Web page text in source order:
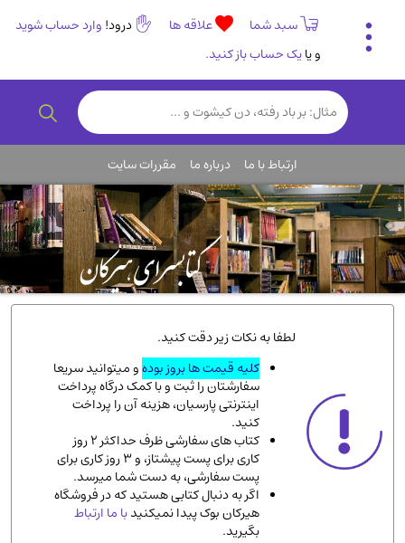
سبد شما علاقه ها درود! وارد حساب شوید
و یایک حساب باز کنید.
تاریخی و فرهنگی
(838)
رمان و داستان ایرانی(307)
روانشناسی(357)
انگلیسی و زبان خارجی(14)
کودکان و نوجوانان(76)
کتب نادر و کمیاب(19)
روانشناسی(112)
طب گیاهی و سنتی(45)
فلسفه و جامعه شناسی(151)
ادبیات و شعر
ادیان و مذاهب
دانشگاهی و آموزشی
اقتصادی، بازاریابی و مالی(56)
ارتباط با ما درباره ما مقررات سایت
لطفا به نکات زیر دقت کنید.
کلیه قیمت ها بروز بودهو میتوانید سریعا
سفارشتان را ثبت و با کمک درگاه پرداخت
اینترنتی پارسیان، هزینه آن را پرداخت
کنید.
کتاب های سفارشی ظرف حداکثر 2 روز
کاری برای پست پیشتاز، و 3 روز کاری برای
پست سفارشی، به دست شما میرسد.
اگر به دنبال کتابی هستید که در فروشگاه
هیرکان بوک پیدا نمیکنیدبا ما ارتباط
بگیرید.